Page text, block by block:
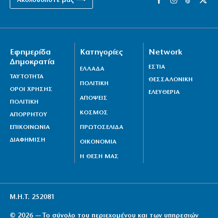
Επτά μήνες ανενεργά τα νέα αεροπλάνα της
6|08|2026 | 21:40
Εφημερίδα
Δημοκρατία
ΤΑΥΤΟΤΗΤΑ
ΟΡΟΙ ΧΡΗΣΗΣ
ΠΟΛΙΤΙΚΗ
ΑΠΟΡΡΗΤΟΥ
ΕΠΙΚΟΙΝΩΝΙΑ
ΔΙΑΦΗΜΙΣΗ
Κατηγορίες
ΕΛΛΑΔΑ
ΠΟΛΙΤΙΚΗ
ΑΠΟΨΕΙΣ
ΚΟΣΜΟΣ
ΠΡΩΤΟΣΕΛΙΔΑ
ΟΙΚΟΝΟΜΙΑ
Η ΘΕΣΗ ΜΑΣ
Network
ΕΣΤΙΑ
ΘΕΣΣΑΛΟΝΙΚΗ
ΕΛΕΥΘΕΡΙΑ
Μ.Η.Τ. 252081
© 2026 — Το σύνολο του περιεχομένου και των υπηρεσιών